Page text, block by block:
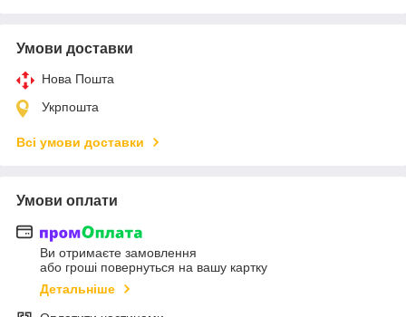
Умови доставки
Нова Пошта
Укрпошта
Всі умови доставки
Умови оплати
Ви отримаєте замовлення
або гроші повернуться на вашу картку
Детальніше